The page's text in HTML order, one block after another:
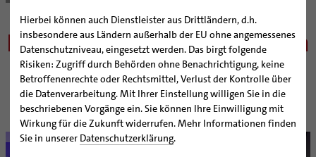
Hierbei können auch Dienstleister aus Drittländern, d.h.
insbesondere aus Ländern außerhalb der EU ohne angemessenes
Datenschutzniveau, eingesetzt werden. Das birgt folgende
Risiken: Zugriff durch Behörden ohne Benachrichtigung, keine
Betroffenenrechte oder Rechtsmittel, Verlust der Kontrolle über
die Datenverarbeitung. Mit Ihrer Einstellung willigen Sie in die
beschriebenen Vorgänge ein. Sie können Ihre Einwilligung mit
Wirkung für die Zukunft widerrufen. Mehr Informationen finden
Sie in unserer Datenschutzerklärung.
Weihbischof Dr. Martin Marahrens
Bischof em. Norbert Trelle
Weihbischof em. Bongartz
Weihbischof em. Schwerdtfeger
Weihbischof em. Koitz
Bischof em. Dr. Wüstenberg
Generalvikariat
Gremien
Diözesangericht
Gemeindegremien
Pfarrgemeinden
Hildesheimer Dom
Virtueller Rundgang durch den Dom
Tausendjähriger Rosenstock
Die Hildesheimer Dommusik
Wallfahrten | Pilgern
Termine Wallfahrten und Pilgern
Jakobswege im Bistum Hildesheim
Veranstaltungen
Strategieprozess
Jugend
Kirche und Demokratie – ein
nicht ganz einfaches
Verhältnis
© bph/Wala